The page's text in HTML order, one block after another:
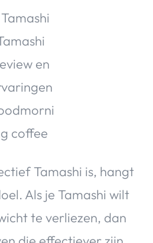
Tamashi is, hangt
Als je Tamashi wilt
te verliezen, dan